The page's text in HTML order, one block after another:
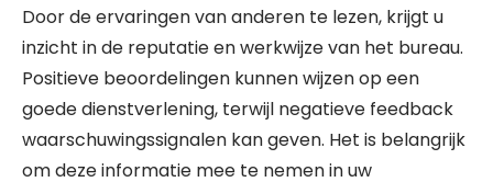
Door de ervaringen van anderen te lezen, krijgt u
inzicht in de reputatie en werkwijze van het bureau.
Positieve beoordelingen kunnen wijzen op een
goede dienstverlening, terwijl negatieve feedback
waarschuwingssignalen kan geven. Het is belangrijk
om deze informatie mee te nemen in uw